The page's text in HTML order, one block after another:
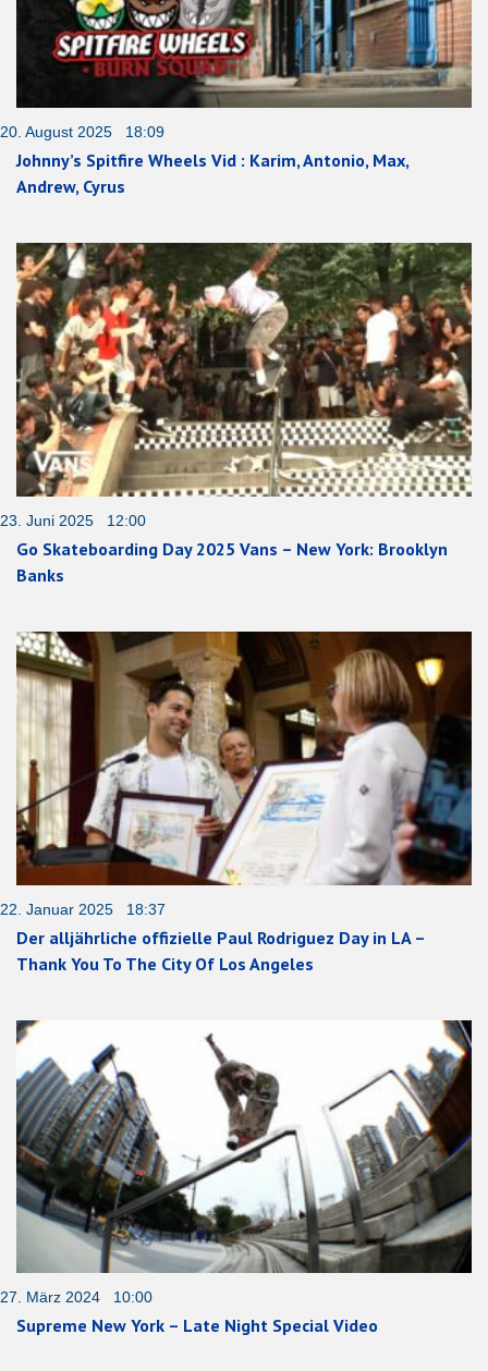
20. August 2025 18:09
Johnny’s Spitfire Wheels Vid : Karim, Antonio, Max,
Andrew, Cyrus
23. Juni 2025 12:00
Go Skateboarding Day 2025 Vans – New York: Brooklyn
Banks
22. Januar 2025 18:37
Der alljährliche offizielle Paul Rodriguez Day in LA –
Thank You To The City Of Los Angeles
27. März 2024 10:00
Supreme New York – Late Night Special Video